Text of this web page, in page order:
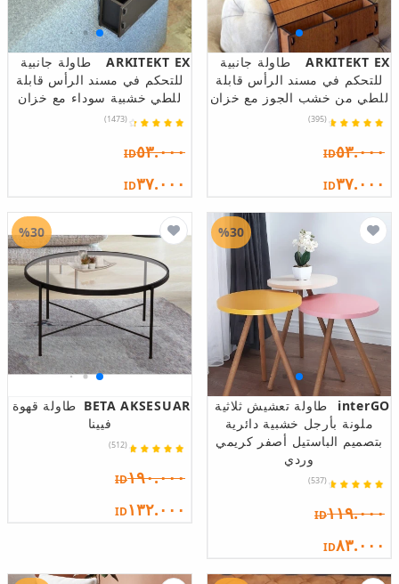
ARKITEKT EX
طاولة جانبية
للتحكم في مسند الرأس قابلة
للطي من خشب الجوز مع خزان
(395)
ID٥٣.٠٠٠
ID٣٧.٠٠٠
ARKITEKT EX
طاولة جانبية
للتحكم في مسند الرأس قابلة
للطي خشبية سوداء مع خزان
(1473)
ID٥٣.٠٠٠
ID٣٧.٠٠٠
interGO
طاولة تعشيش ثلاثية
ملونة بأرجل خشبية دائرية
بتصميم الباستيل أصفر كريمي
وردي
(537)
ID١١٩.٠٠٠
ID٨٣.٠٠٠
%30
BETA AKSESUAR طاولة قهوة
فيينا
(512)
ID١٩٠.٠٠٠
ID١٣٢.٠٠٠
%30